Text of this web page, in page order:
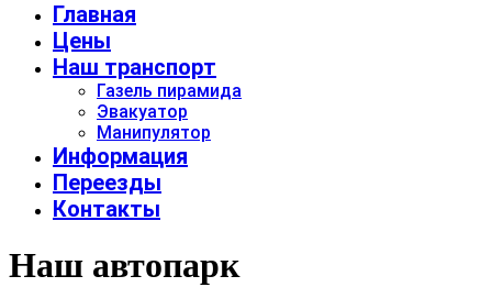
Главная
Цены
Наш транспорт
Газель пирамида
Эвакуатор
Манипулятор
Информация
Переезды
Контакты
Наш автопарк